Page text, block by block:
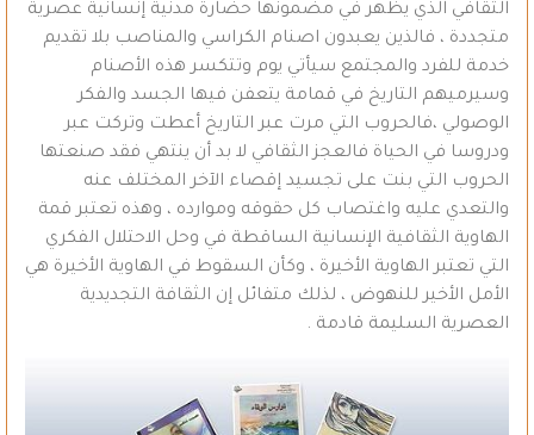
الثقافي الذي يظهر في مضمونها حضارة مدنية إنسانية عصرية
متجددة ، فالذين يعبدون اصنام الكراسي والمناصب بلا تقديم
خدمة للفرد والمجتمع سيأتي يوم وتتكسر هذه الأصنام
وسيرميهم التاريخ في قمامة يتعفن فيها الجسد والفكر
الوصولي ،فالحروب التي مرت عبر التاريخ أعطت وتركت عبر
ودروسا في الحياة فالعجز الثقافي لا بد أن ينتهي فقد صنعتها
الحروب التي بنت على تجسيد إقصاء الآخر المختلف عنه
والتعدي عليه واغتصاب كل حقوقه وموارده ، وهذه تعتبر قمة
الهاوية الثقافية الإنسانية الساقطة في وحل الاحتلال الفكري
التي تعتبر الهاوية الأخيرة ، وكأن السقوط في الهاوية الأخيرة هي
الأمل الأخير للنهوض ، لذلك متفائل إن الثقافة التجديدية
العصرية السليمة قادمة .